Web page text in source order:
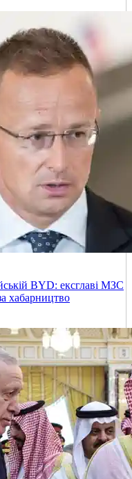
BYD: ексглаві МЗС
хабарництво